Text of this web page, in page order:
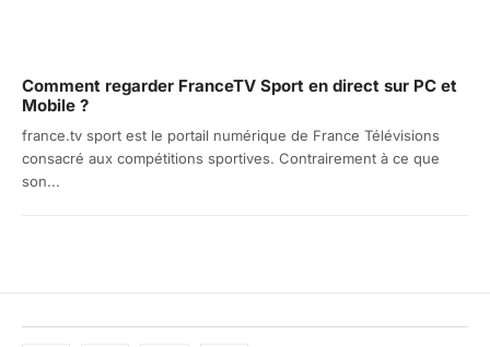
Comment regarder FranceTV Sport en direct sur PC et
Mobile ?
france.tv sport est le portail numérique de France Télévisions
consacré aux compétitions sportives. Contrairement à ce que
son...